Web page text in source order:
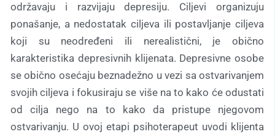
održavaju i razvijaju depresiju. Ciljevi organizuju
ponašanje, a nedostatak ciljeva ili postavljanje ciljeva
koji su neodređeni ili nerealistični, je obično
karakteristika depresivnih klijenata. Depresivne osobe
se obično osećaju beznadežno u vezi sa ostvarivanjem
svojih ciljeva i fokusiraju se više na to kako će odustati
od cilja nego na to kako da pristupe njegovom
ostvarivanju. U ovoj etapi psihoterapeut uvodi klijenta